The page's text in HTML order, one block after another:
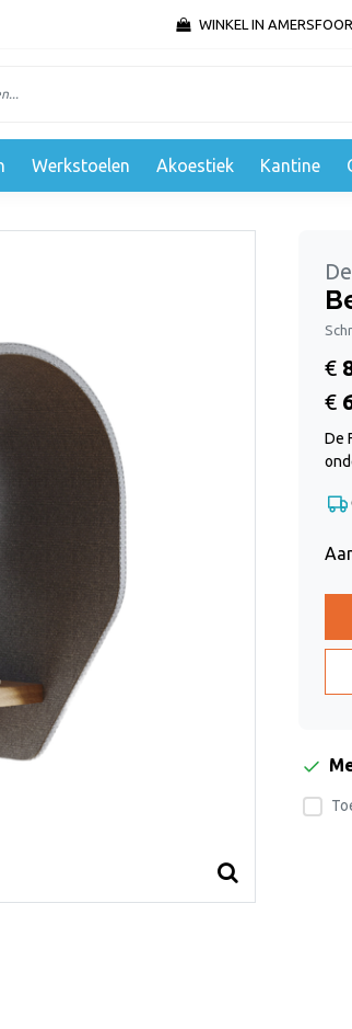
WINKEL IN
Werkstoelen Akoestiek Kantine
€
€
De